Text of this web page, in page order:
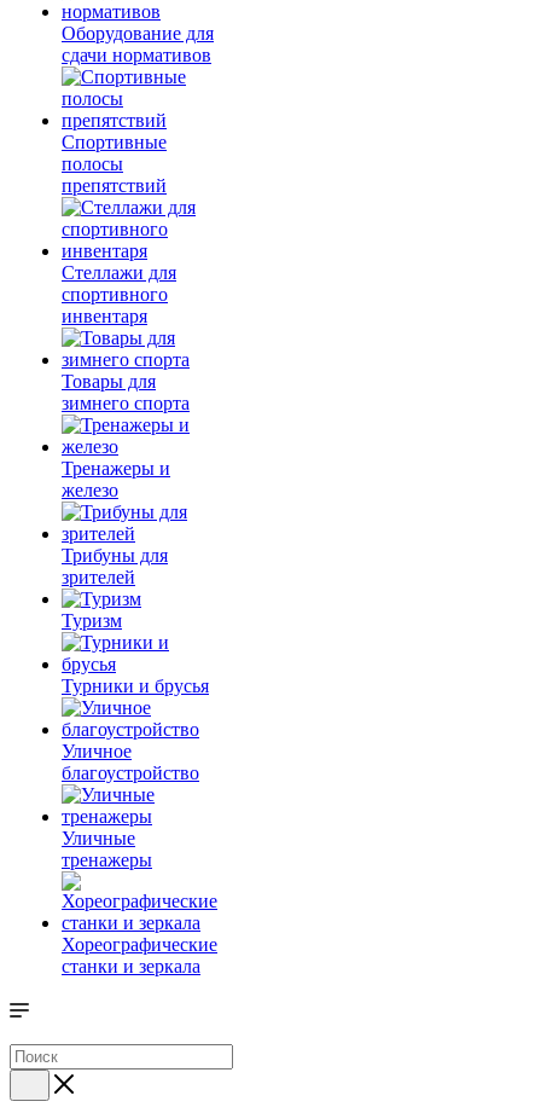
Оборудование для
сдачи нормативов
Спортивные
полосы
препятствий
Стеллажи для
спортивного
инвентаря
Товары для
зимнего спорта
Тренажеры и
железо
Трибуны для
зрителей
Туризм
Турники и брусья
Уличное
благоустройство
Уличные
тренажеры
Хореографические
станки и зеркала